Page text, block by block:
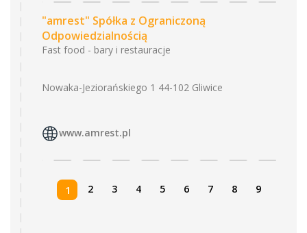
"amrest" Spółka z Ograniczoną
Odpowiedzialnością
Fast food - bary i restauracje
Nowaka-Jeziorańskiego 1 44-102 Gliwice
www.amrest.pl
1 2 3 4 5 6 7 8 9